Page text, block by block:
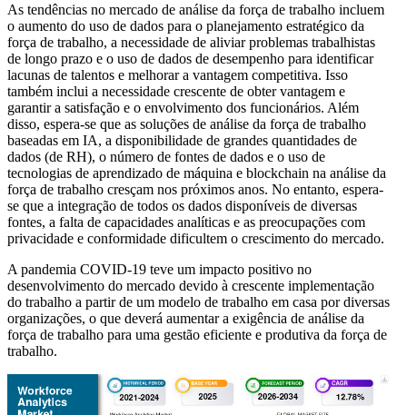
As tendências no mercado de análise da força de trabalho incluem
o aumento do uso de dados para o planejamento estratégico da
força de trabalho, a necessidade de aliviar problemas trabalhistas
de longo prazo e o uso de dados de desempenho para identificar
lacunas de talentos e melhorar a vantagem competitiva. Isso
também inclui a necessidade crescente de obter vantagem e
garantir a satisfação e o envolvimento dos funcionários. Além
disso, espera-se que as soluções de análise da força de trabalho
baseadas em IA, a disponibilidade de grandes quantidades de
dados (de RH), o número de fontes de dados e o uso de
tecnologias de aprendizado de máquina e blockchain na análise da
força de trabalho cresçam nos próximos anos. No entanto, espera-
se que a integração de todos os dados disponíveis de diversas
fontes, a falta de capacidades analíticas e as preocupações com
privacidade e conformidade dificultem o crescimento do mercado.
A pandemia COVID-19 teve um impacto positivo no
desenvolvimento do mercado devido à crescente implementação
do trabalho a partir de um modelo de trabalho em casa por diversas
organizações, o que deverá aumentar a exigência de análise da
força de trabalho para uma gestão eficiente e produtiva da força de
trabalho.